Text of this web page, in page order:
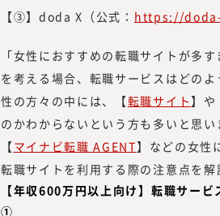
【③】doda X（公式： https://
「女性におすすめの転職サイトが多
を考える場合、転職サービスはどの
性の方々の中には、【転職サイト】や
のかわからないという方も多いと思
【マイナビ転職 AGENT】などの女性
転職サイトを利用する際の注意点を解
【年収600万円以上向け】転職サービ
①